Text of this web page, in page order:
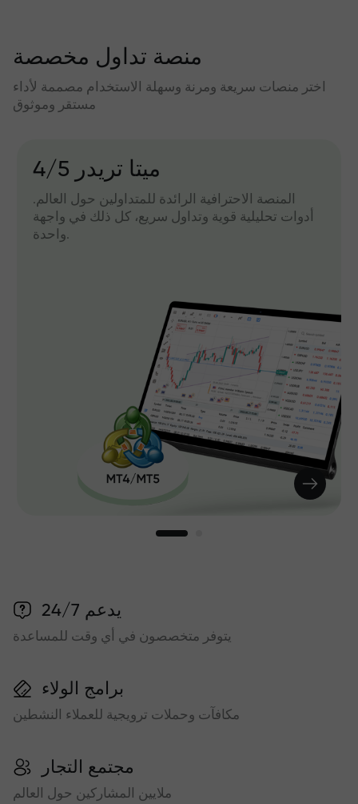
منصة تداول مخصصة
اختر منصات سريعة ومرنة وسهلة الاستخدام مصممة لأداء
مستقر وموثوق
میتا تریدر 4/5
المنصة الاحترافية الرائدة للمتداولين حول العالم.
أدوات تحليلية قوية وتداول سريع، كل ذلك في واجهة
واحدة.
يدعم 24/7
يتوفر متخصصون في أي وقت للمساعدة
برامج الولاء
مكافآت وحملات ترويجية للعملاء النشطين
مجتمع التجار
ملايين المشاركين حول العالم